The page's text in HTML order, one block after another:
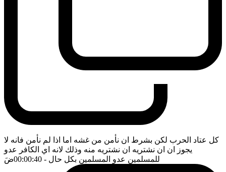
كل عتاد الحرب لكن بشرط ان نأمن من غشه اما اذا لم نأمن فانه لا
يجوز ان ان نشتريه ان نشتريه منه وذلك لانه اي الكافر عدو
للمسلمين عدو المسلمين بكل حال - 00:00:40 ضَ